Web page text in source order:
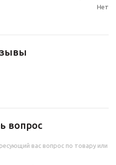
Нет
вопрос
вас вопрос по товару или